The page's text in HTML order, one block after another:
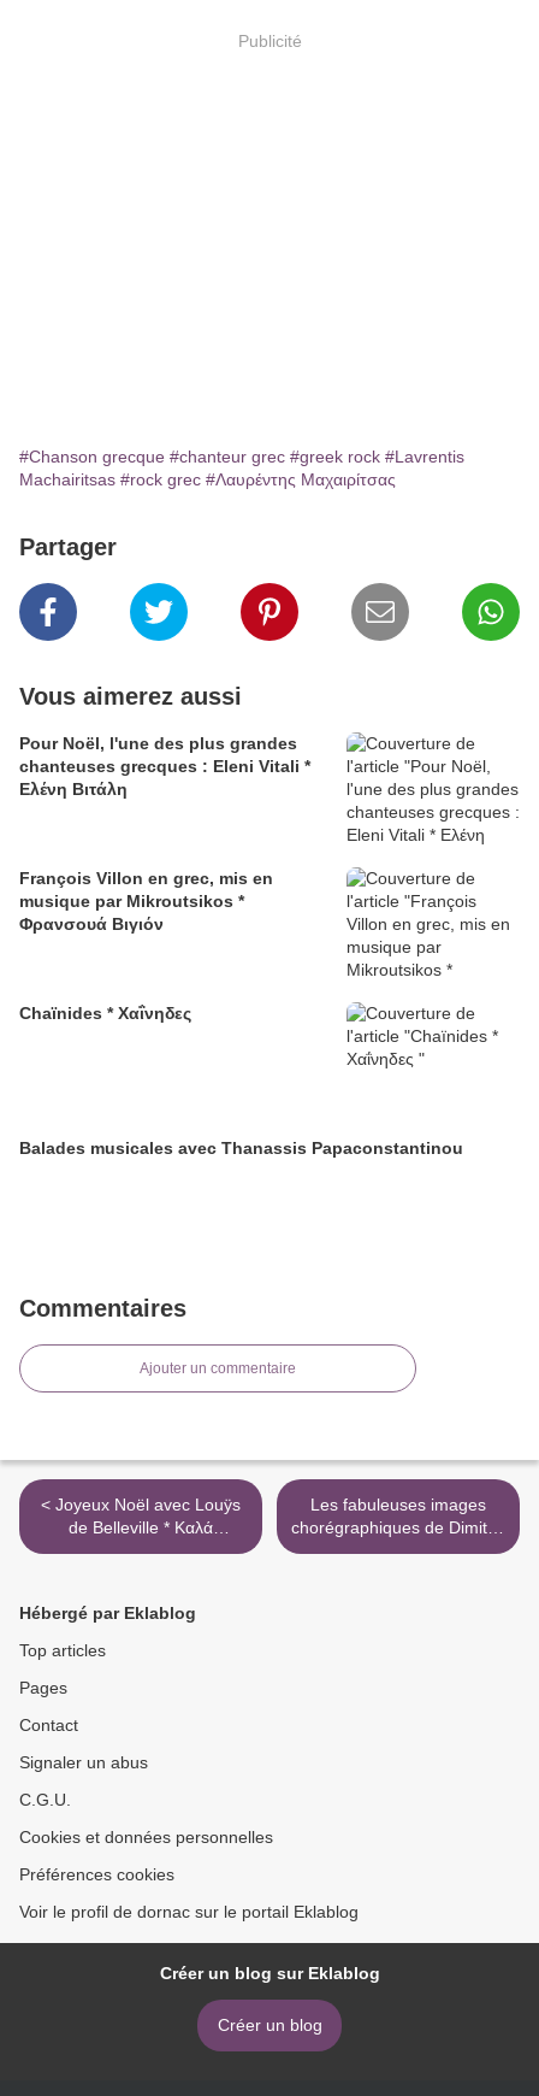
Publicité
#Chanson grecque #chanteur grec #greek rock #Lavrentis
Machairitsas #rock grec #Λαυρέντης Μαχαιρίτσας
Partager
Vous aimerez aussi
Pour Noël, l'une des plus grandes
chanteuses grecques : Eleni Vitali *
Ελένη Βιτάλη
François Villon en grec, mis en
musique par Mikroutsikos *
Φρανσουά Βιγιόν
Chaïnides * Χαΐνηδες
Balades musicales avec Thanassis Papaconstantinou
Commentaires
Ajouter un commentaire
< Joyeux Noël avec Louÿs
de Belleville * Καλά
Χριστούγεννα
Les fabuleuses images
chorégraphiques de Dimitris
Papaioannou * Δημήτρης
Hébergé par Eklablog
Top articles
Pages
Contact
Signaler un abus
C.G.U.
Cookies et données personnelles
Préférences cookies
Voir le profil de dornac sur le portail Eklablog
Créer un blog sur Eklablog
Créer un blog